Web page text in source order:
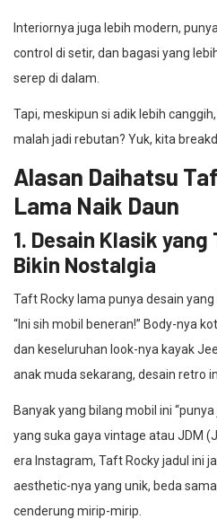
Interiornya juga lebih modern,
control di setir, dan bagasi yang
serep di dalam.
Tapi, meskipun si adik lebih
malah jadi rebutan? Yuk, kita
Alasan Daihatsu
Lama Naik Daun
1. Desain Klasik
Bikin Nostalgia
Taft Rocky lama punya desain
“Ini sih mobil beneran!” Body-nya
dan keseluruhan look-nya kayak
anak muda sekarang, desain retro
Banyak yang bilang mobil ini
yang suka gaya vintage atau JDM
era Instagram, Taft Rocky jadul ini
aesthetic-nya yang unik, beda
cenderung mirip-mirip.